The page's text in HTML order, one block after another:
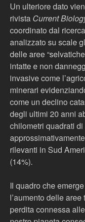
Un ulteriore dato
rivista Current
coordinato dal
analizzato su scale
delle aree
intatte e non
invasive come
minerari
come un declino
degli ultimi 20 anni
chilometri quadrati
rilevanti in Sud
(14%).
Il quadro che
l’aumento delle
perdita connessa